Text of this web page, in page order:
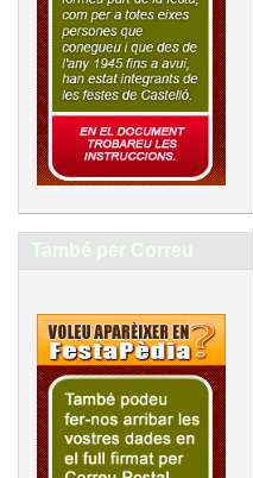
També per Correu